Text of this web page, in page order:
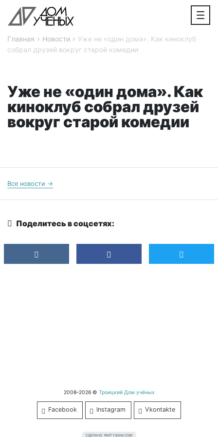
Главная › Новости › Уже не «один дома». Как киноклуб
собрал друзей вокруг старой комедии
Уже не «один дома». Как
киноклуб собрал друзей
вокруг старой комедии
Все новости →
Поделитесь в соцсетях:
2008–2026 © Троицкий Дом учёных
Facebook Instagram Vkontakte
СДЕЛАНО PARTYSANS.COM